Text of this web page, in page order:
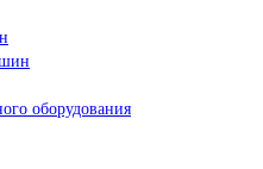
оборудования